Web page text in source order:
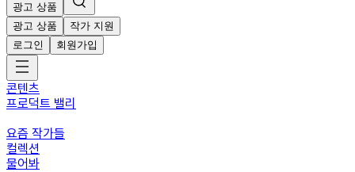
광고 상품
광고 상품
작가 지원
로그인
회원가입
콘텐츠
프로덕트 밸리
요즘 작가들
컬렉션
물어봐